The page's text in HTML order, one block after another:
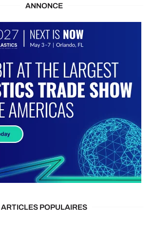
ANNONCE
ARTICLES POPULAIRES